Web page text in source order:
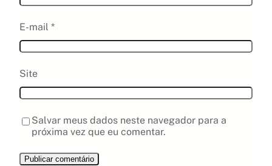
E-mail *
Site
Salvar meus dados neste navegador para a
próxima vez que eu comentar.